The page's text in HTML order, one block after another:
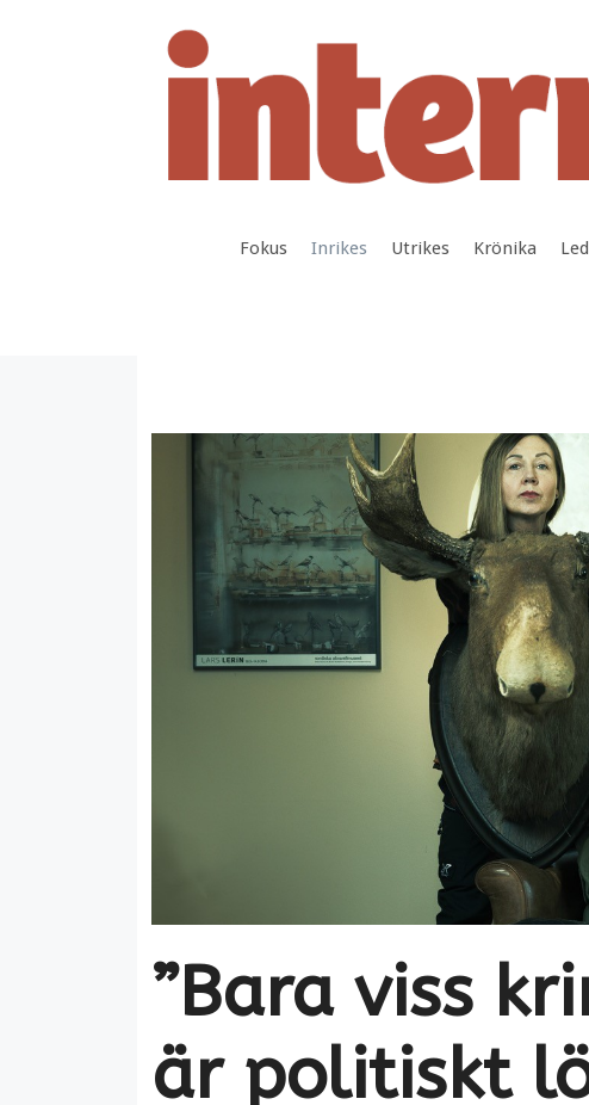
Fokus Inrikes Utrikes Krönika
”Bara viss
är politiskt